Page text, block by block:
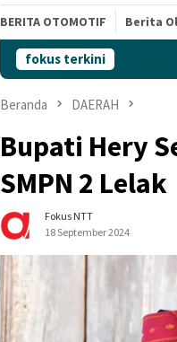
BERITA OTOMOTIF Berita
fokus terkini
Beranda DAERAH
Bupati Hery
SMPN 2 Lelak
Fokus NTT
18 September 2024